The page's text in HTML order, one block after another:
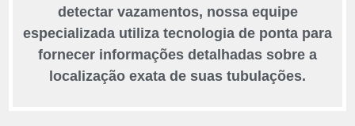
detectar vazamentos, nossa equipe
especializada utiliza tecnologia de ponta para
fornecer informações detalhadas sobre a
localização exata de suas tubulações.